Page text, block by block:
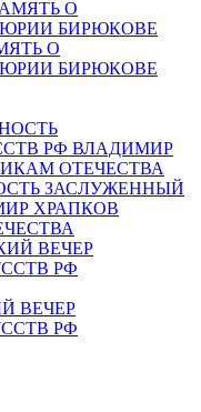
О
БИРЮКОВЕ
ЗАСЛУЖЕННЫЙ
ХРАПКОВ
ВЕЧЕР
РФ